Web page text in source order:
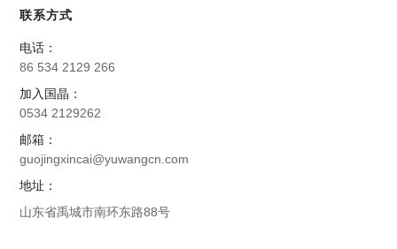
联系方式
电话：
86 534 2129 266
加入国晶：
0534 2129262
邮箱：
guojingxincai@yuwangcn.com
地址：
山东省禹城市南环东路88号